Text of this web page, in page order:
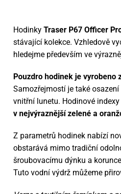
Hodinky Traser P67 Officer
stávající kolekce. Vzhledově
hledejme především ve
Pouzdro hodinek je vyrobeno
Samozřejmostí je také
vnitřní lunetu. Hodinové
v nejvýraznější zelené a
Z parametrů hodinek nabízí
obstarává mimo tradiční
šroubovacímu dýnku a
Tuto vodní výdrž můžeme